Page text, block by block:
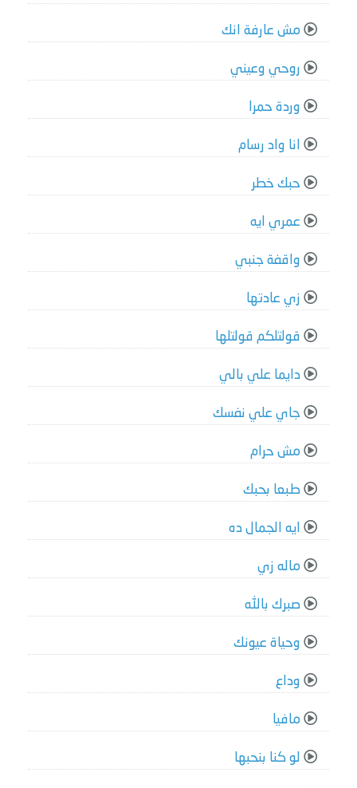
مش عارفة انك
روحي وعيني
وردة حمرا
انا واد رسام
حبك خطر
عمري ايه
واقفة جنبي
زي عادتها
قولتلكم قولتلها
دايما علي بالي
جاي علي نفسك
مش حرام
طبعا بحبك
ايه الجمال ده
ماله زي
صبرك بالله
وحياة عيونك
وداع
مافيا
لو كنا بنحبها